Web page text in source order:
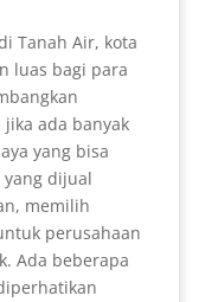
Tanah Air, kota
luas bagi para
ada banyak
yang bisa
dijual
memilih
perusahaan
Ada beberapa